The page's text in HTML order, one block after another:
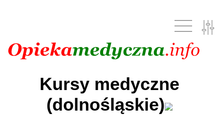
Kursy medyczne
(dolnośląskie)